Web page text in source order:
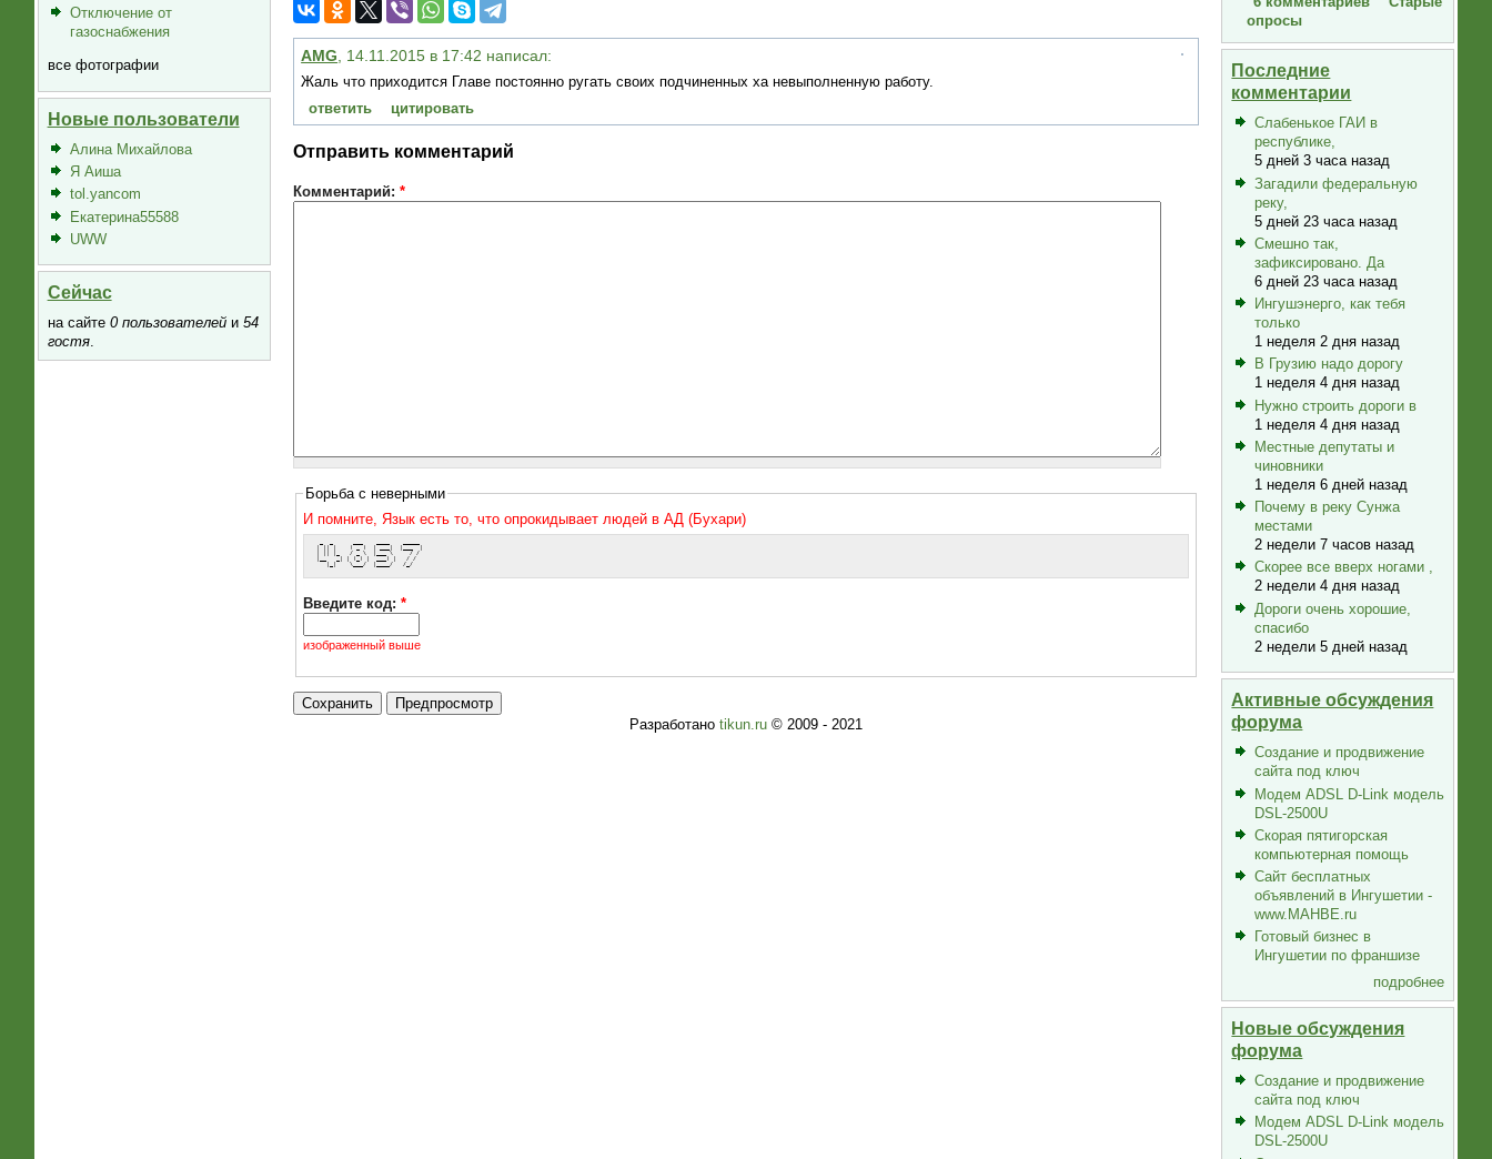
Отключение от
газоснабжения
все фотографии
Новые пользователи
Алина Михайлова
Я Аиша
tol.yancom
Екатерина55588
UWW
Сейчас
на сайте 0 пользователейи 54
гостя.
AMG , 14.11.2015 в 17:42 написал:
Жаль что приходится Главе постоянно ругать своих подчиненных ха невыполненную работу.
ответить
цитировать
Отправить комментарий
Комментарий: *
Борьба с неверными
И помните, Язык есть то, что опрокидывает людей в АД (Бухари)
| || |_   / _ \  |___ \     / /
|__   _| | (_) |  ___) |   / /
    |_|    \___/  |____/   /_/
Введите код:*
изображенный выше
Разработано tikun.ru© 2009 - 2021
опросы
Последние
комментарии
Слабенькое ГАИ в
республике,
5 дней 3 часа назад
Загадили федеральную
реку,
5 дней 23 часа назад
Смешно так,
зафиксировано. Да
6 дней 23 часа назад
Ингушэнерго, как тебя
только
1 неделя 2 дня назад
В Грузию надо дорогу
1 неделя 4 дня назад
Нужно строить дороги в
1 неделя 4 дня назад
Местные депутаты и
чиновники
1 неделя 6 дней назад
Почему в реку Сунжа
местами
2 недели 7 часов назад
Скорее все вверх ногами ,
2 недели 4 дня назад
Дороги очень хорошие,
спасибо
2 недели 5 дней назад
Активные обсуждения
форума
Создание и продвижение
сайта под ключ
Модем ADSL D-Link модель
DSL-2500U
Скорая пятигорская
компьютерная помощь
Сайт бесплатных
объявлений в Ингушетии -
www.MAHBE.ru
Готовый бизнес в
Ингушетии по франшизе
подробнее
Новые обсуждения
форума
Создание и продвижение
сайта под ключ
Модем ADSL D-Link модель
DSL-2500U